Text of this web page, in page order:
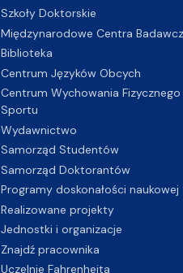
Szkoły Doktorskie
Międzynarodowe Centra
Biblioteka
Centrum Języków Obcych
Centrum Wychowania Fizycznego
Sportu
Wydawnictwo
Samorząd Studentów
Samorząd Doktorantów
Programy doskonałości naukowej
Realizowane projekty
Jednostki i organizacje
Znajdź pracownika
Uczelnie Fahrenheita